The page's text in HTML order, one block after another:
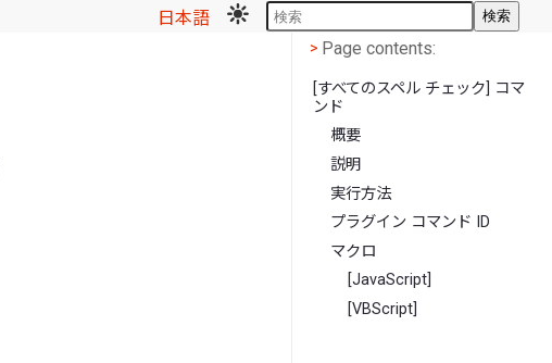
日本語 検索
< Page contents
> Page contents:
[すべてのスペル チェック] コマ
ンド
概要
説明
実行方法
プラグイン コマンド ID
マクロ
[JavaScript]
[VBScript]